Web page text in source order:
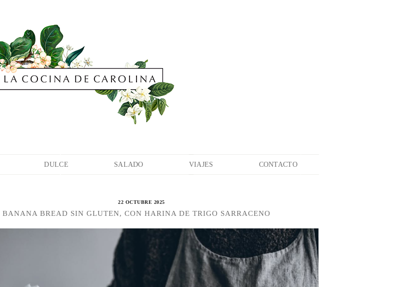
DULCE SALADO VIAJES CONTACTO
22 OCTUBRE 2025
BANANA BREAD SIN GLUTEN, CON HARINA DE TRIGO SARRACENO